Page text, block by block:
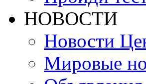
НОВОСТИ
Новости
Мировые